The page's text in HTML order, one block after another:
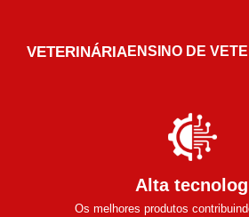
VETERINÁRIAENSINO DE
Alta
Os melhores produtos